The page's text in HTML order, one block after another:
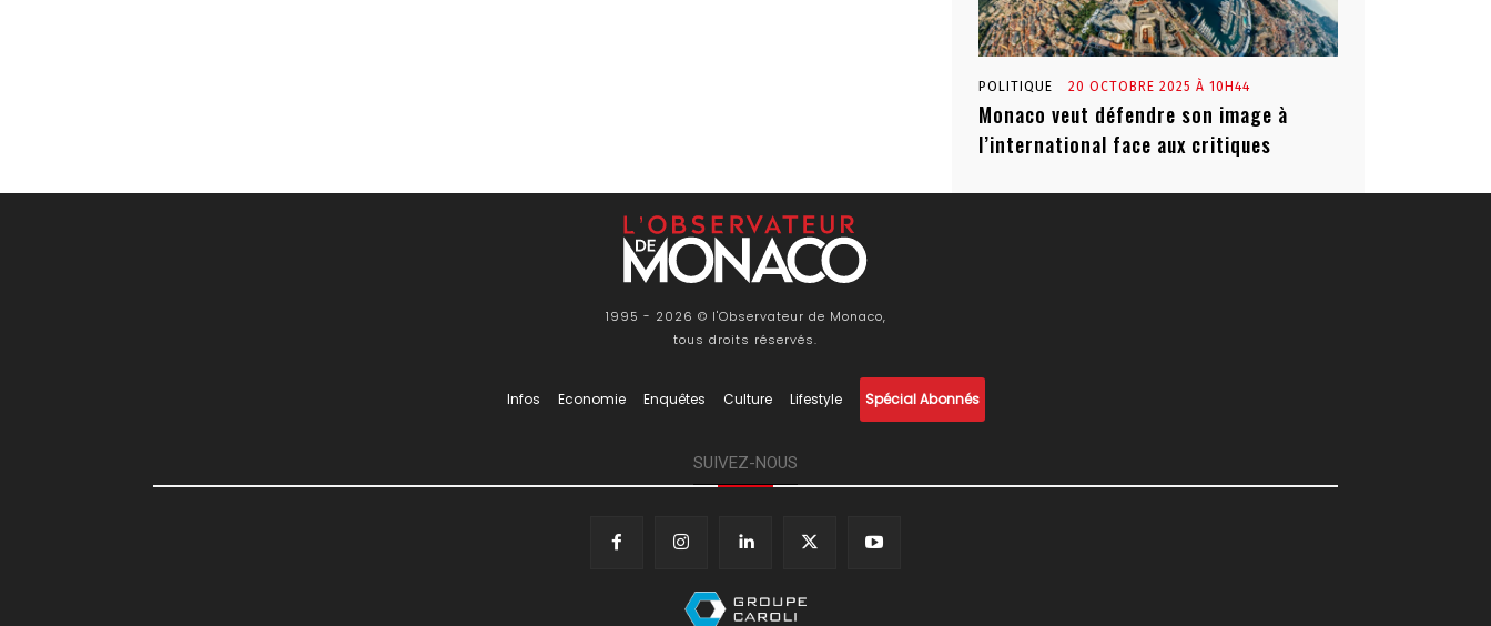
POLITIQUE 20 OCTOBRE 2025 À 10H44
Monaco veut défendre son image à
l’international face aux critiques
1995 - 2026 © l'Observateur de Monaco,
tous droits réservés.
Infos Economie Enquêtes Culture Lifestyle Spécial Abonnés
SUIVEZ-NOUS